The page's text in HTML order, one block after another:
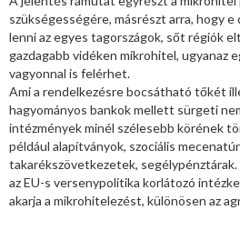
szükségességére, másrészt arra, hogy
lenni az egyes tagországok, sőt régiók
gazdagabb vidéken mikrohitel, ugyanaz
vagyonnal is felérhet.
Ami a rendelkezésre bocsátható tőkét
hagyományos bankok mellett sürgeti
intézmények minél szélesebb körének
például alapítványok, szociális
takarékszövetkezetek,
az EU-s versenypolitika korlátozó
akarja a mikrohitelezést, különösen az